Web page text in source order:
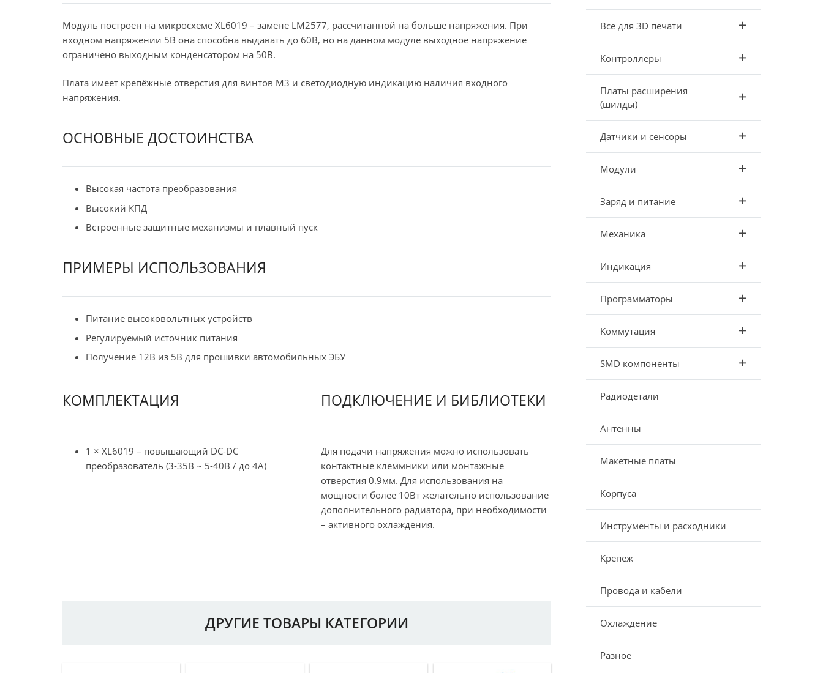
Модуль построен на микросхеме XL6019 – замене LM2577, рассчитанной на больше напряжения. При
входном напряжении 5В она способна выдавать до 60В, но на данном модуле выходное напряжение
ограничено выходным конденсатором на 50В.
Плата имеет крепёжные отверстия для винтов М3 и светодиодную индикацию наличия входного
напряжения.
ОСНОВНЫЕ ДОСТОИНСТВА
Высокая частота преобразования
Высокий КПД
Встроенные защитные механизмы и плавный пуск
ПРИМЕРЫ ИСПОЛЬЗОВАНИЯ
Питание высоковольтных устройств
Регулируемый источник питания
Получение 12В из 5В для прошивки автомобильных ЭБУ
КОМПЛЕКТАЦИЯ
1 × XL6019 – повышающий DC-DC
преобразователь (3-35В ~ 5-40В / до 4А)
ПОДКЛЮЧЕНИЕ И БИБЛИОТЕКИ
Для подачи напряжения можно использовать
контактные клеммники или монтажные
отверстия 0.9мм. Для использования на
мощности более 10Вт желательно использование
дополнительного радиатора, при необходимости
– активного охлаждения.
ДРУГИЕ ТОВАРЫ КАТЕГОРИИ
Все для 3D печати
Контроллеры
Платы расширения
(шилды)
Датчики и сенсоры
Модули
Заряд и питание
Механика
Индикация
Программаторы
Коммутация
SMD компоненты
Радиодетали
Антенны
Макетные платы
Корпуса
Инструменты и расходники
Крепеж
Провода и кабели
Охлаждение
Разное